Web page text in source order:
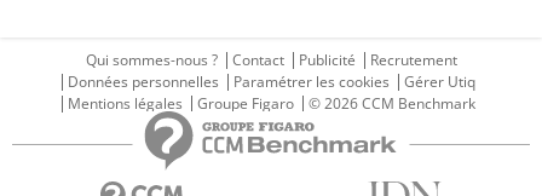
Qui sommes-nous ? Contact Publicité
Recrutement
Données personnelles
Paramétrer les cookies
Gérer Utiq
Mentions légales
Groupe Figaro © 2026 CCM Benchmark